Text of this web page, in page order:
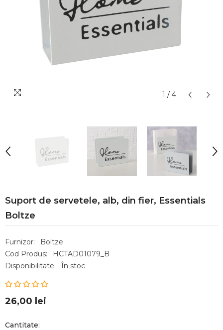
1 / 4
Suport de servetele, alb, din fier, Essentials
Boltze
Furnizor:
Boltze
Cod Produs:
HCTAD01079_B
Disponibilitate:
În stoc
26,00 lei
Cantitate: